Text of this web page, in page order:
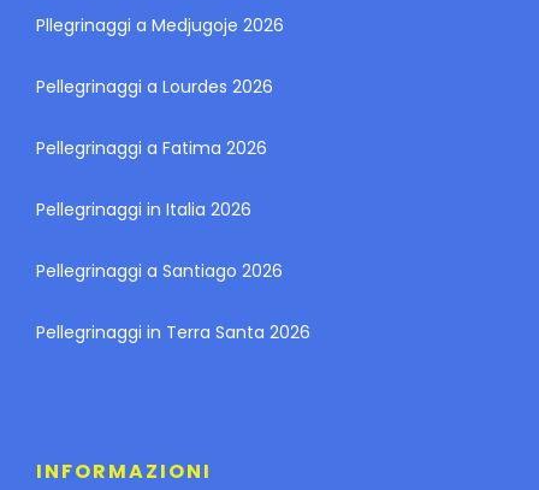
Pllegrinaggi a Medjugoje 2026
Pellegrinaggi a Lourdes 2026
Pellegrinaggi a Fatima 2026
Pellegrinaggi in Italia 2026
Pellegrinaggi a Santiago 2026
Pellegrinaggi in Terra Santa 2026
INFORMAZIONI